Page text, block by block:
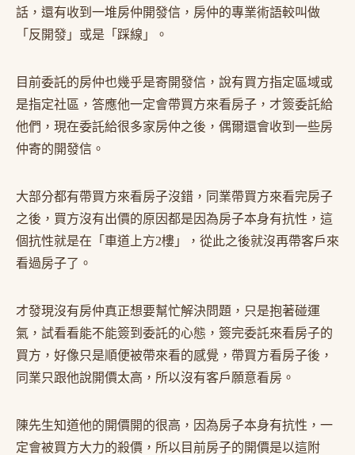
話，還有收到一堆房仲開發信，房仲的專業術語較叫做
「反開發」或是「踩線」。
目前委託的房仲也幾乎是寄開發信，說有買方指定區域或
是指定社區，答應他一定會帶買方來看房子，才簽委託給
他們，現在委託給很多家房仲之後，偶爾還會收到一些房
仲寄的開發信。
大部分都有帶買方來看房子沒錯，同業帶買方來看完房子
之後，買方沒有出價的原因都是因為房子本身有抗性，這
個抗性就是在「車道上方2樓」，從此之後就沒再帶客戶來
看過房子了。
才發現沒有房仲真正想要幫忙解決問題，只是抱著碰運
氣，試看看能不能簽到委託的心態，簽完委託來看房子的
買方，好像只是順便被帶來看的感覺，帶買方看房子後，
同業只跟他說開價太高，所以沒有客戶願意看房。
陳先生知道他的開價開的很高，因為房子本身有抗性，一
定會被買方大力的殺價，所以目前房子的開價是以這附